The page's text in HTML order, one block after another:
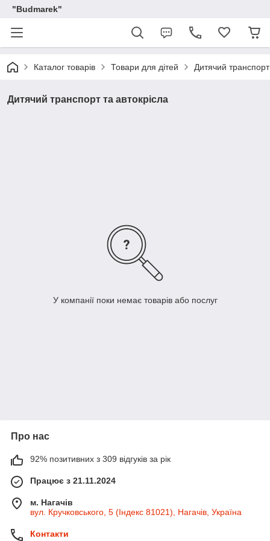
"Budmarek"
Каталог товарів Товари для дітей Дитячий транспорт
Дитячий транспорт та автокрісла
У компанії поки немає товарів або послуг
Про нас
92% позитивних з 309 відгуків за рік
Працює з 21.11.2024
м. Нагачів
вул. Кручковського, 5 (Індекс 81021), Нагачів, Україна
Контакти